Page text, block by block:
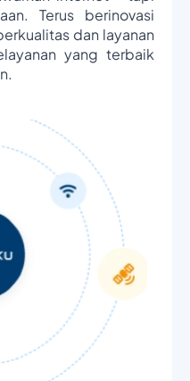
Terus berinovasi
dan layanan
yang terbaik